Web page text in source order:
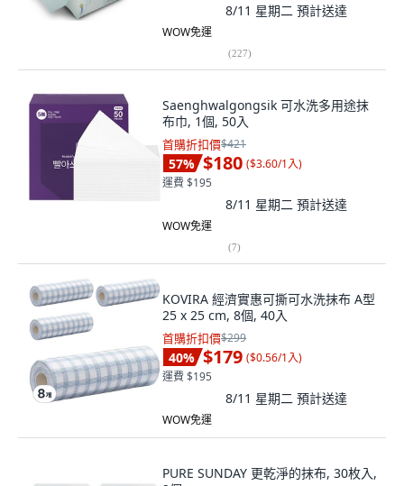
8/11 星期二 預計送達
WOW免運
(227)
Saenghwalgongsik 可水洗多用途抹
布巾, 1個, 50入
首購折扣價$421
57% $180 ($3.60/1入)
運費 $195
8/11 星期二 預計送達
WOW免運
(7)
KOVIRA 經濟實惠可撕可水洗抹布 A型
25 x 25 cm, 8個, 40入
首購折扣價$299
40% $179 ($0.56/1入)
運費 $195
8/11 星期二 預計送達
WOW免運
PURE SUNDAY 更乾淨的抹布, 30枚入,